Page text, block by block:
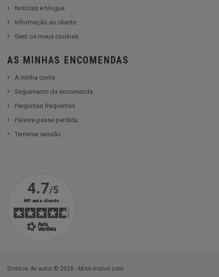
Notícias e blogue
Informação ao cliente
Gerir os meus cookies
AS MINHAS ENCOMENDAS
A minha conta
Seguimento da encomenda
Perguntas frequentes
Palavra-passe perdida
Terminar sessão
Direitos de autor © 2026 - Miss-monoi.com